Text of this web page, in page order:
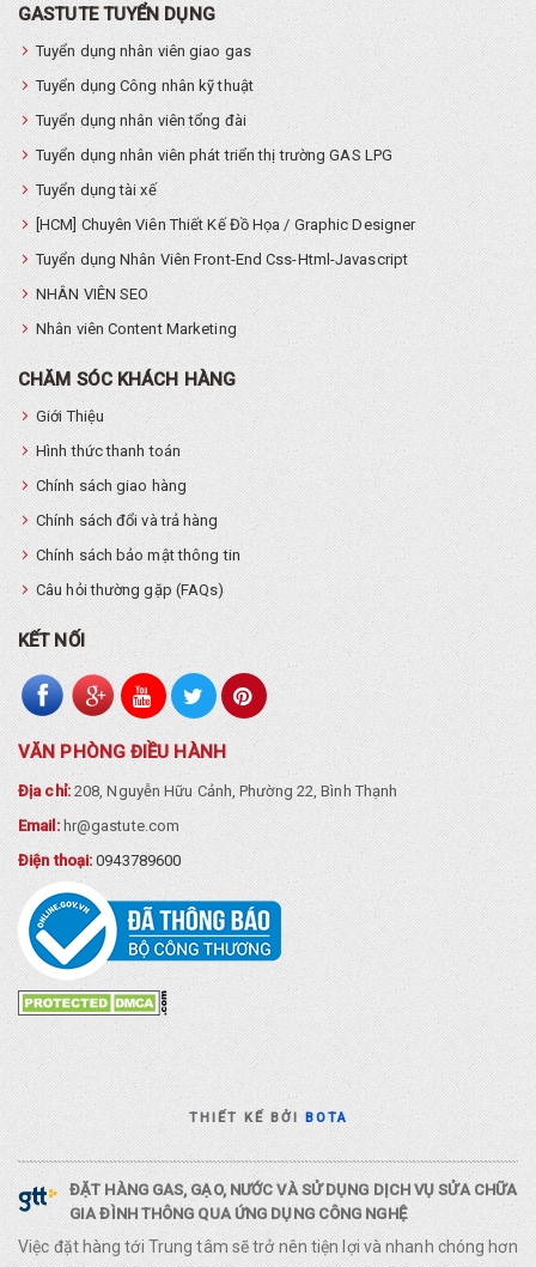
GASTUTE TUYỂN DỤNG
Tuyển dụng nhân viên giao gas
Tuyển dụng Công nhân kỹ thuật
Tuyển dụng nhân viên tổng đài
Tuyển dụng nhân viên phát triển thị trường GAS LPG
Tuyển dụng tài xế
[HCM] Chuyên Viên Thiết Kế Đồ Họa / Graphic Designer
Tuyển dụng Nhân Viên Front-End Css-Html-Javascript
NHÂN VIÊN SEO
Nhân viên Content Marketing
CHĂM SÓC KHÁCH HÀNG
Giới Thiệu
Hình thức thanh toán
Chính sách giao hàng
Chính sách đổi và trả hàng
Chính sách bảo mật thông tin
Câu hỏi thường gặp (FAQs)
KẾT NỐI
VĂN PHÒNG ĐIỀU HÀNH
Địa chỉ:208, Nguyễn Hữu Cảnh, Phường 22, Bình Thạnh
Email: hr@gastute.com
Điện thoại:0943789600
THIẾT KẾ BỞIBOTA
ĐẶT HÀNG GAS, GẠO, NƯỚC VÀ SỬ DỤNG DỊCH VỤ SỬA CHỮA
GIA ĐÌNH THÔNG QUA ỨNG DỤNG CÔNG NGHỆ
Việc đặt hàng tới Trung tâm sẽ trở nên tiện lợi và nhanh chóng hơn